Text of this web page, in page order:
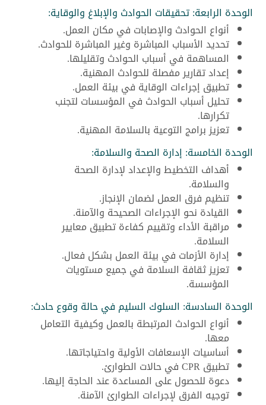
الوحدة الرابعة: تحقيقات الحوادث والإبلاغ والوقاية:
أنواع الحوادث والإصابات في مكان العمل.
تحديد الأسباب المباشرة وغير المباشرة للحوادث.
المساهمة في أسباب الحوادث وتقليلها.
إعداد تقارير مفصلة للحوادث المهنية.
تطبيق إجراءات الوقاية في بيئة العمل.
تحليل أسباب الحوادث في المؤسسات لتجنب
تكرارها.
تعزيز برامج التوعية بالسلامة المهنية.
الوحدة الخامسة: إدارة الصحة والسلامة:
أهداف التخطيط والإعداد لإدارة الصحة
والسلامة.
تنظيم فرق العمل لضمان الإنجاز.
القيادة نحو الإجراءات الصحيحة والآمنة.
مراقبة الأداء وتقييم كفاءة تطبيق معايير
السلامة.
إدارة الأزمات في بيئة العمل بشكل فعال.
تعزيز ثقافة السلامة في جميع مستويات
المؤسسة.
الوحدة السادسة: السلوك السليم في حالة وقوع حادث:
أنواع الحوادث المرتبطة بالعمل وكيفية التعامل
معها.
أساسيات الإسعافات الأولية واحتياجاتها.
تطبيق CPR في حالات الطوارئ.
دعوة للحصول على المساعدة عند الحاجة إليها.
توجيه الفرق لإجراءات الطوارئ الآمنة.